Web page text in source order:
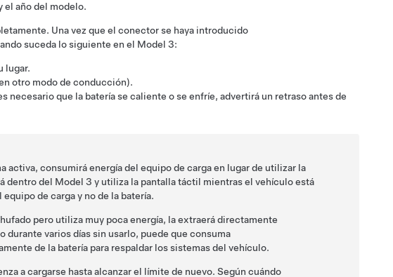
el año del modelo.
Una vez que el conector se haya introducido
suceda lo siguiente en el Model 3:
lugar.
otro modo de conducción).
necesario que la batería se caliente o se enfríe, advertirá un retraso antes de
activa, consumirá energía del equipo de carga en lugar de utilizar la
dentro del Model 3 y utiliza la pantalla táctil mientras el vehículo está
de carga y no de la batería.
pero utiliza muy poca energía, la extraerá directamente
durante varios días sin usarlo, puede que consuma
de la batería para respaldar los sistemas del vehículo.
a cargarse hasta alcanzar el límite de nuevo. Según cuándo